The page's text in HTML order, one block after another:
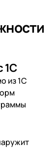
1С
из 1С